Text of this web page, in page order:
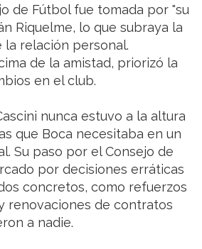
de Fútbol fue tomada por "su
Riquelme, lo que subraya la
relación personal.
de la amistad, priorizó la
en el club.
nunca estuvo a la altura
que Boca necesitaba en un
Su paso por el Consejo de
por decisiones erráticas
concretos, como refuerzos
renovaciones de contratos
a nadie.